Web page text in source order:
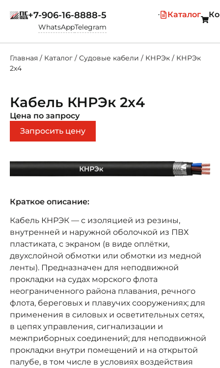
Каталог
+7-906-16-8888-5
WhatsAppTelegram
Главная / Каталог / Судовые кабели / КНРЭк / КНРЭк
2х4
Кабель КНРЭк 2х4
Цена по запросу
Запросить цену
Краткое описание:
Кабель КНРЭК — с изоляцией из резины,
внутренней и наружной оболочкой из ПВХ
пластиката, с экраном (в виде оплётки,
двухслойной обмотки или обмотки из медной
ленты). Предназначен для неподвижной
прокладки на судах морского флота
неограниченного района плавания, речного
флота, береговых и плавучих сооружениях; для
применения в силовых и осветительных сетях,
в цепях управления, сигнализации и
межприборных соединений; для неподвижной
прокладки внутри помещений и на открытой
палубе, в том числе в условиях воздействия